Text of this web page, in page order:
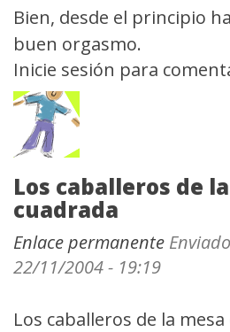
Bien, desde el principio
buen orgasmo.
Inicie sesión para
Los caballeros de
cuadrada
Enlace permanente
22/11/2004 - 19:19
Los caballeros de la